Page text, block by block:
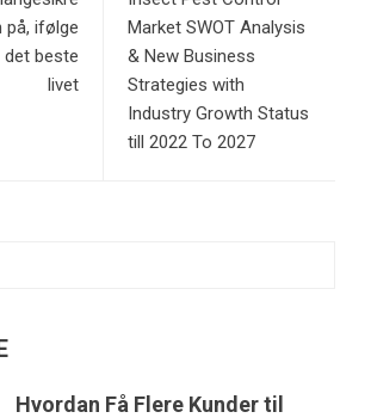
på, ifølge
beste
livet
Market SWOT Analysis
& New Business
Strategies with
Industry Growth Status
till 2022 To 2027
Hvordan Få Flere Kunder til